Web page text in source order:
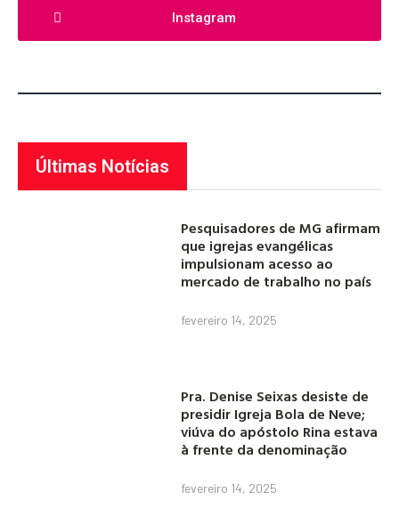
Instagram
Últimas Notícias
Pesquisadores de MG afirmam
que igrejas evangélicas
impulsionam acesso ao
mercado de trabalho no país
fevereiro 14, 2025
Pra. Denise Seixas desiste de
presidir Igreja Bola de Neve;
viúva do apóstolo Rina estava
à frente da denominação
fevereiro 14, 2025